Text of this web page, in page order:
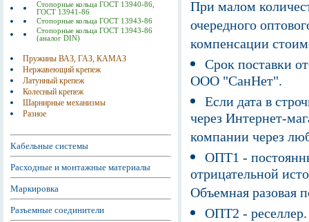
Стопорные кольца ГОСТ 13940-86,
ГОСТ 13941-86
Стопорные кольца ГОСТ 13943-86
Стопорные кольца ГОСТ 13943-86
(аналог DIN)
Пружины ВАЗ, ГАЗ, КАМАЗ
Нержавеющий крепеж
Латунный крепеж
Колесный крепеж
Шарнирные механизмы
Разное
Кабельные системы
Расходные и монтажные материалы
Маркировка
Разъемные соединители
При малом
очередного
компенсации
Срок поставки
ООО "СанНет".
Если дата в
через Интернет-
компании через
ОПТ1 -
отрицательной
Объемная разовая
ОПТ2 -